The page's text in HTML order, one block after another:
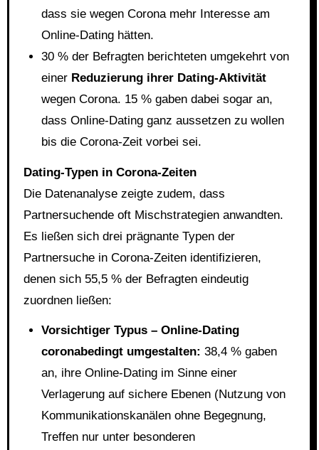
dass sie wegen Corona mehr Interesse am
Online-Dating hätten.
30 % der Befragten berichteten umgekehrt von
einer Reduzierung ihrer Dating-Aktivität
wegen Corona. 15 % gaben dabei sogar an,
dass Online-Dating ganz aussetzen zu wollen
bis die Corona-Zeit vorbei sei.
Dating-Typen in Corona-Zeiten
Die Datenanalyse zeigte zudem, dass
Partnersuchende oft Mischstrategien anwandten.
Es ließen sich drei prägnante Typen der
Partnersuche in Corona-Zeiten identifizieren,
denen sich 55,5 % der Befragten eindeutig
zuordnen ließen:
Vorsichtiger Typus – Online-Dating
coronabedingt umgestalten:38,4 % gaben
an, ihre Online-Dating im Sinne einer
Verlagerung auf sichere Ebenen (Nutzung von
Kommunikationskanälen ohne Begegnung,
Treffen nur unter besonderen